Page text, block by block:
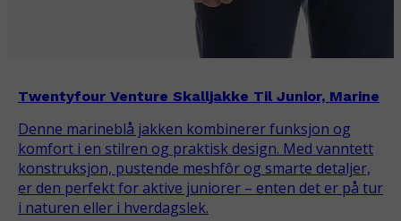
Twentyfour Venture Skalljakke Til Junior, Marine
Denne marineblå jakken kombinerer funksjon og
komfort i en stilren og praktisk design. Med vanntett
konstruksjon, pustende meshfôr og smarte detaljer,
er den perfekt for aktive juniorer – enten det er på tur
i naturen eller i hverdagslek.